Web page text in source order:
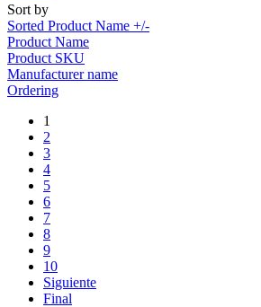
Sort by
Sorted Product Name +/-
Product Name
Product SKU
Manufacturer name
Ordering
1
2
3
4
5
6
7
8
9
10
Siguiente
Final